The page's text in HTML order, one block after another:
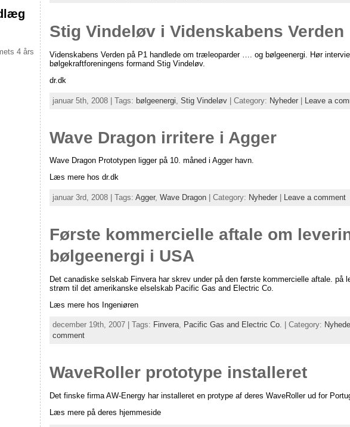
4 års
Stig Vindeløv i Videnskabens Verden
Videnskabens Verden på P1 handlede om træleoparder …. og bølgeenergi. Hør
bølgekraftforeningens formand Stig Vindeløv.
dr.dk
januar 5th, 2008 | Tags: bølgeenergi Stig Vindeløv | Category: Nyheder | Leave a
Wave Dragon irritere i Agger
Wave Dragon Prototypen ligger på 10. måned i Agger havn.
Læs mere hos dr.dk
januar 3rd, 2008 | Tags: Agger, Wave Dragon | Category: Nyheder Leave a comment
Første kommercielle aftale om
bølgeenergi i USA
Det canadiske selskab Finvera har skrev under på den første kommercielle aftale. på
strøm til det amerikanske elselskab Pacific Gas and Electric Co.
Læs mere hos Ingeniøren
december 19th, 2007 | Tags: Finvera, Pacific Gas and Electric Co. | Category:
comment
WaveRoller prototype installeret
Det finske firma AW-Energy har installeret en protype af deres WaveRoller ud for
Læs mere på deres hjemmeside